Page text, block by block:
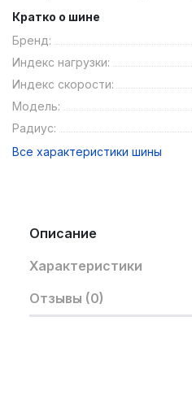
Кратко о шине
Бренд:
Индекс нагрузки:
Индекс скорости:
Модель:
Радиус:
Все характеристики шины
Описание
Характеристики
Отзывы (0)